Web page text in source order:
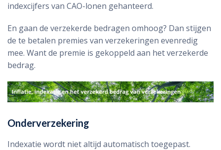
indexcijfers van CAO-lonen gehanteerd.
En gaan de verzekerde bedragen omhoog? Dan stijgen
de te betalen premies van verzekeringen evenredig
mee. Want de premie is gekoppeld aan het verzekerde
bedrag.
Onderverzekering
Indexatie wordt niet altijd automatisch toegepast.